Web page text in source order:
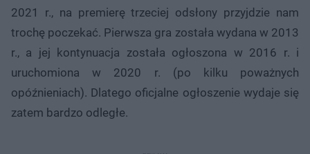
2021 r., na premierę trzeciej odsłony przyjdzie nam
trochę poczekać. Pierwsza gra została wydana w 2013
r., a jej kontynuacja została ogłoszona w 2016 r. i
uruchomiona w 2020 r. (po kilku poważnych
opóźnieniach). Dlatego oficjalne ogłoszenie wydaje się
zatem bardzo odległe.